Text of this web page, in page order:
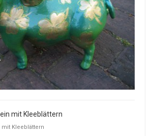
mit Kleeblättern
Kleeblättern